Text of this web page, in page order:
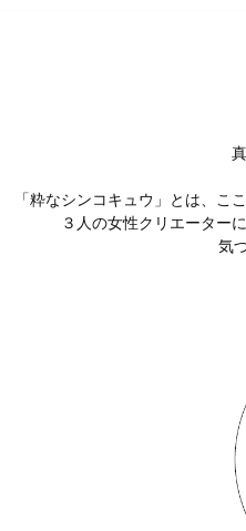
「粋なシンコキュウ」とは、こ
３人の女性クリエーター
気